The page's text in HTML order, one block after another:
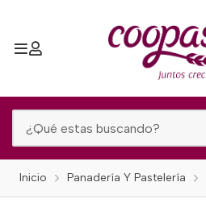
Inicio Panadería Y Pastelería